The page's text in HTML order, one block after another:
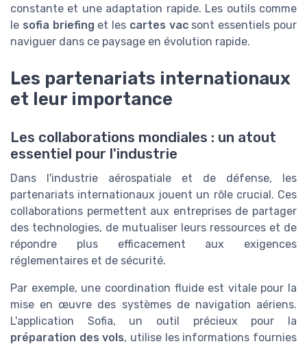
constante et une adaptation rapide. Les outils comme
le sofia briefing et les cartes vacsont essentiels pour
naviguer dans ce paysage en évolution rapide.
Les partenariats internationaux
et leur importance
Les collaborations mondiales : un atout
essentiel pour l'industrie
Dans l'industrie aérospatiale et de défense, les
partenariats internationaux jouent un rôle crucial. Ces
collaborations permettent aux entreprises de partager
des technologies, de mutualiser leurs ressources et de
répondre plus efficacement aux exigences
réglementaires et de sécurité.
Par exemple, une coordination fluide est vitale pour la
mise en œuvre des systèmes de navigation aériens.
L'application Sofia, un outil précieux pour la
préparation des vols, utilise les informations fournies